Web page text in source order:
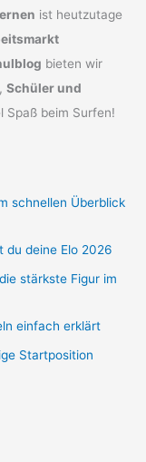
ist heutzutage
bieten wir
Schüler und
Spaß beim Surfen!
schnellen Überblick
du deine Elo 2026
stärkste Figur im
einfach erklärt
Startposition